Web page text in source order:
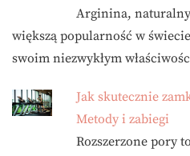
Arginina,
większą popularność w
swoim niezwykłym
Jak skutecznie
Metody i zabiegi
Rozszerzone pory